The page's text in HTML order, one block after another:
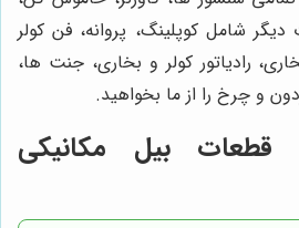
شامل کوپلینگ، پروانه، فن کولر
رادیاتور کولر و بخاری، جنت ها،
و چرخ را از ما بخواهید.
قطعات بیل مکانیکی